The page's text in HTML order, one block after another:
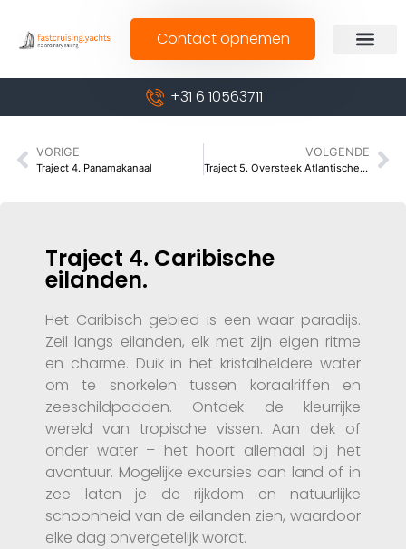
Contact opnemen
+31 6 10563711
VORIGE
Traject 4. Panamakanaal
VOLGENDE
Traject 5. Oversteek Atlantische oceaan
Traject 4. Caribische
eilanden.
Het Caribisch gebied is een waar paradijs.
Zeil langs eilanden, elk met zijn eigen ritme
en charme. Duik in het kristalheldere water
om te snorkelen tussen koraalriffen en
zeeschildpadden. Ontdek de kleurrijke
wereld van tropische vissen. Aan dek of
onder water – het hoort allemaal bij het
avontuur. Mogelijke excursies aan land of in
zee laten je de rijkdom en natuurlijke
schoonheid van de eilanden zien, waardoor
elke dag onvergetelijk wordt.